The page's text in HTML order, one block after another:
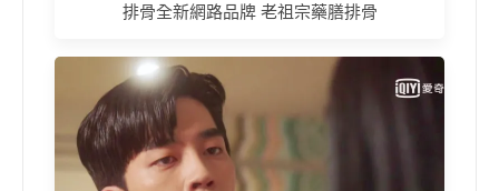
排骨全新網路品牌 老祖宗藥膳排骨